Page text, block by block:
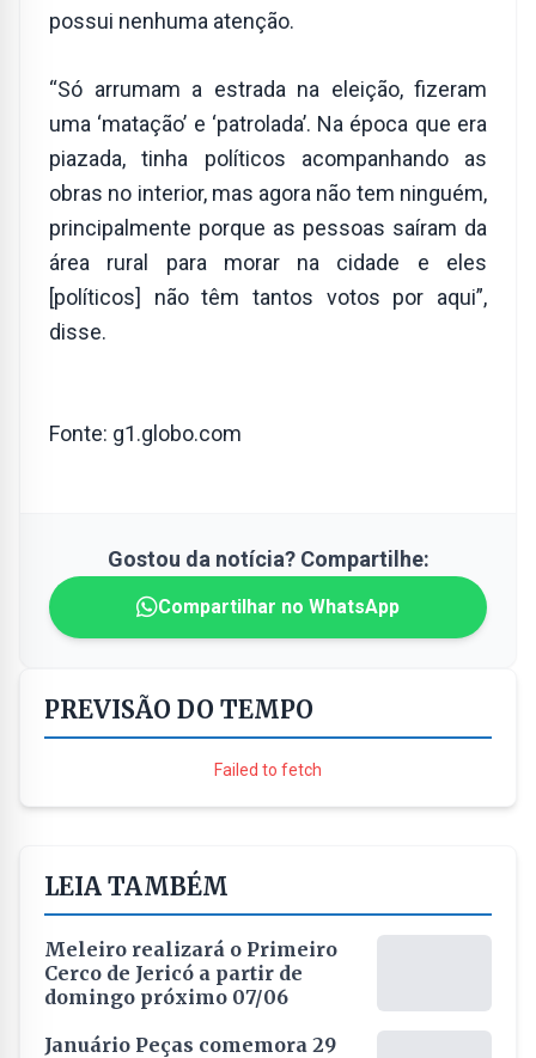
possui nenhuma atenção.
“Só arrumam a estrada na eleição, fizeram
uma ‘matação’ e ‘patrolada’. Na época que era
piazada, tinha políticos acompanhando as
obras no interior, mas agora não tem ninguém,
principalmente porque as pessoas saíram da
área rural para morar na cidade e eles
[políticos] não têm tantos votos por aqui”,
disse.
Fonte: g1.globo.com
Gostou da notícia? Compartilhe:
Compartilhar no WhatsApp
PREVISÃO DO TEMPO
Failed to fetch
LEIA TAMBÉM
Meleiro realizará o Primeiro
Cerco de Jericó a partir de
domingo próximo 07/06
Januário Peças comemora 29